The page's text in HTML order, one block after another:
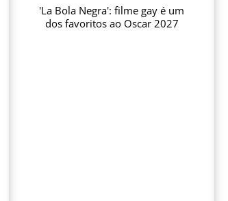
'La Bola Negra': filme gay é um
dos favoritos ao Oscar 2027